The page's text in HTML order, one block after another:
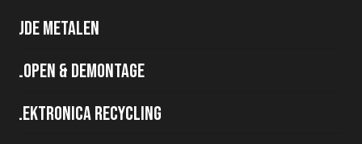
Oude metalen
Slopen & demontage
Elektronica recycling